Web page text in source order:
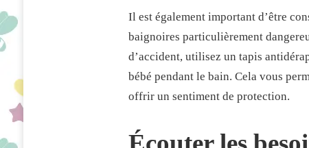
Il est également important d’être
baignoires particulièrement
d’accident, utilisez un tapis
bébé pendant le bain. Cela vous
offrir un sentiment de protection.